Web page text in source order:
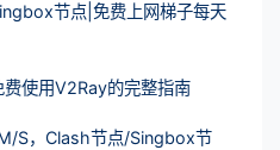
节点|免费上网梯子每天
使用V2Ray的完整指南
S，Clash节点/Singbox节